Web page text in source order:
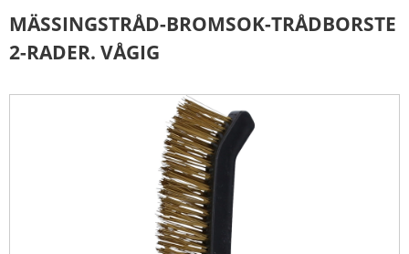
MÄSSINGSTRÅD-BROMSOK-TRÅDBORSTE
2-RADER. VÅGIG